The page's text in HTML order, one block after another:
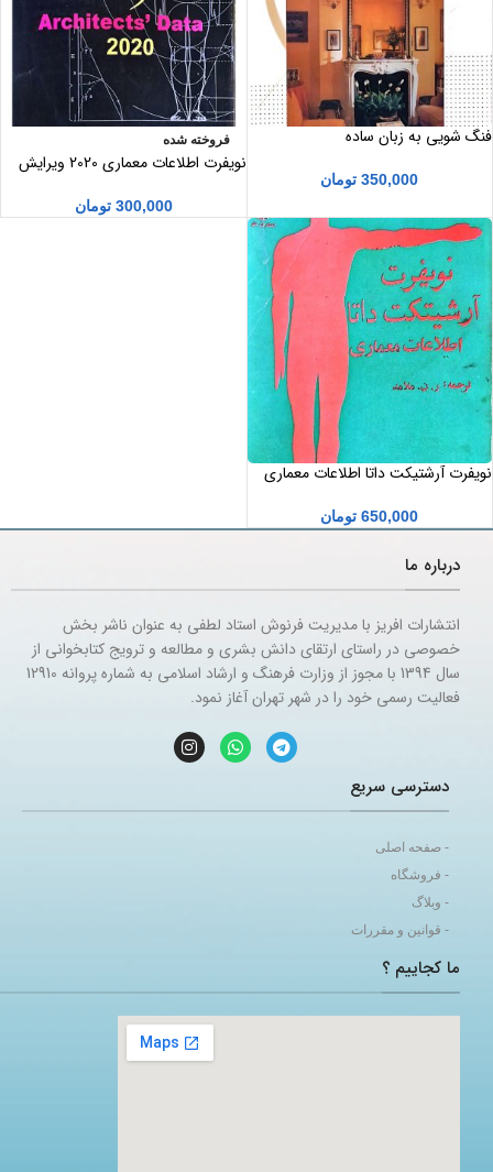
فنگ شویی به زبان ساده
350,000 تومان
فروخته شده
نویفرت اطلاعات معماری 2020 ویرایش
300,000 تومان
نویفرت آرشتیکت داتا اطلاعات معماری
650,000 تومان
درباره ما
انتشارات افریز با مدیریت فرنوش استاد لطفی به عنوان ناشر بخش
خصوصی در راستای ارتقای دانش بشری و مطالعه و ترویج کتابخوانی از
سال 1394 با مجوز از وزارت فرهنگ و ارشاد اسلامی به شماره پروانه 12910
فعالیت رسمی خود را در شهر تهران آغاز نمود.
دسترسی سریع
- صفحه اصلی
- فروشگاه
- وبلاگ
- قوانین و مقررات
ما کجاییم ؟